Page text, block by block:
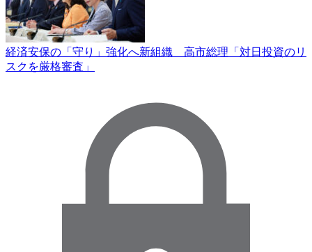
経済安保の「守り」強化へ新組織 高市総理「対日投資のリ
スクを厳格審査」